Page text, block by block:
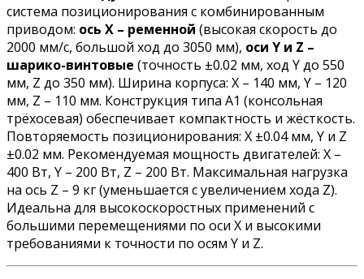
система позиционирования с комбинированным
приводом: ось X – ременной (высокая скорость до
2000 мм/с, большой ход до 3050 мм), оси Y и Z –
шарико-винтовые (точность ±0.02 мм, ход Y до 550
мм, Z до 350 мм). Ширина корпуса: X – 140 мм, Y – 120
мм, Z – 110 мм. Конструкция типа A1 (консольная
трёхосевая) обеспечивает компактность и жёсткость.
Повторяемость позиционирования: X ±0.04 мм, Y и Z
±0.02 мм. Рекомендуемая мощность двигателей: X –
400 Вт, Y – 200 Вт, Z – 200 Вт. Максимальная нагрузка
на ось Z – 9 кг (уменьшается с увеличением хода Z).
Идеальна для высокоскоростных применений с
большими перемещениями по оси X и высокими
требованиями к точности по осям Y и Z.